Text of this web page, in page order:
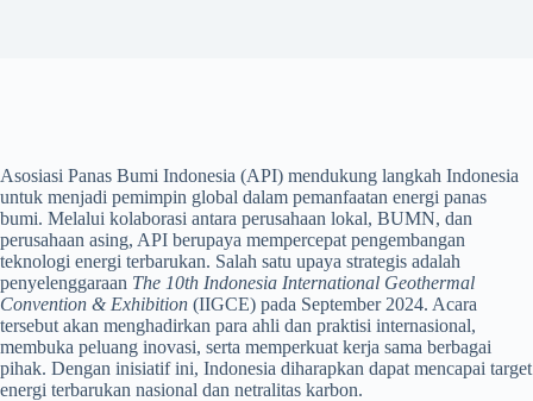
Asosiasi Panas Bumi Indonesia (API) mendukung langkah Indonesia
untuk menjadi pemimpin global dalam pemanfaatan energi panas
bumi. Melalui kolaborasi antara perusahaan lokal, BUMN, dan
perusahaan asing, API berupaya mempercepat pengembangan
teknologi energi terbarukan. Salah satu upaya strategis adalah
penyelenggaraan The 10th Indonesia International Geothermal
Convention & Exhibition (IIGCE) pada September 2024. Acara
tersebut akan menghadirkan para ahli dan praktisi internasional,
membuka peluang inovasi, serta memperkuat kerja sama berbagai
pihak. Dengan inisiatif ini, Indonesia diharapkan dapat mencapai target
energi terbarukan nasional dan netralitas karbon.